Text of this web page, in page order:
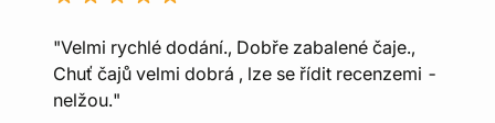
"Velmi rychlé dodání., Dobře zabalené čaje.,
Chuť čajů velmi dobrá , lze se řídit recenzemi -
nelžou."